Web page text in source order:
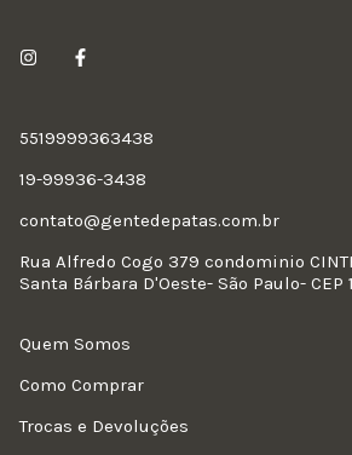
5519999363438
19-99936-3438
contato@gentedepatas.com.br
Rua Alfredo Cogo 379 condominio
Santa Bárbara D'Oeste- São Paulo- CEP
Quem Somos
Como Comprar
Trocas e Devoluções